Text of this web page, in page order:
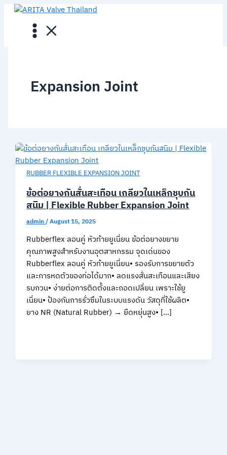
Skip
Expansion Joint
RUBBER FLEXIBLE EXPANSION JOINT
ข้อต่อยางกันสั่นสะเทือน เกลียวในเหล็กชุบกัน
สนิม | Flexible Rubber Expansion Joint
admin/August 15, 2025
Rubberflex ลอนคู่ หัวท้ายยูเนี่ยน ข้อต่อยางขยาย
คุณภาพสูงสำหรับงานอุตสาหกรรม จุดเด่นของ
Rubberflex ลอนคู่ หัวท้ายยูเนี่ยน• รองรับการขยายตัว
และการหดตัวของท่อได้มาก• ลดแรงสั่นสะเทือนและเสียง
รบกวน• ง่ายต่อการติดตั้งและถอดเปลี่ยน เพราะใช้ยู
เนี่ยน• ป้องกันการรั่วซึมในระบบแรงดัน วัสดุที่ใช้ผลิต•
ยาง NR (Natural Rubber) → ยืดหยุ่นสูง• […]